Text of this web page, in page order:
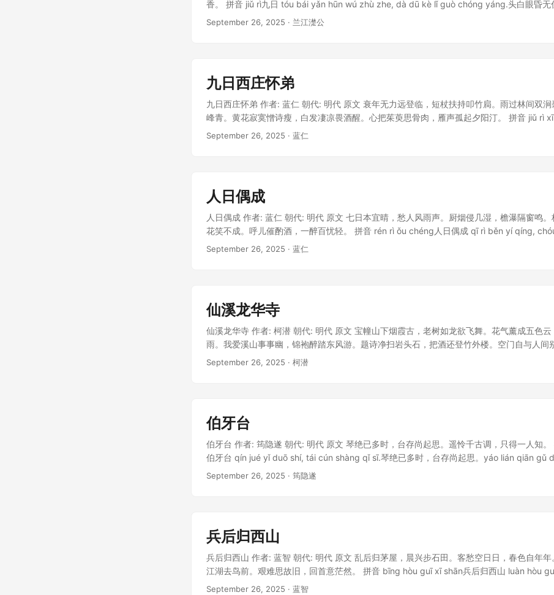
香。 拼音 jiǔ rì九日 tóu bái yǎn hūn wú zhù zhe, dà dū kè lǐ guò chóng yáng.头白眼昏无
过重阳。rén shēng biàn mǎn yī bǎi suì, xiāo de huáng huā jǐ dù xiāng.人生便满一百岁，
September 26, 2025 · 兰江濋公
九日西庄怀弟
九日西庄怀弟 作者: 蓝仁 朝代: 明代 原文 衰年无力远登临，短杖扶持叩竹扃。雨过林间双
峰青。黄花寂寞憎诗瘦，白发凄凉畏酒醒。心把茱萸思骨肉，雁声孤起夕阳汀。 拼音 jiǔ rì
九日西庄怀弟 shuāi nián wú lì yuǎn dēng lín, duǎn zhàng fú chí kòu zhú jiōng.衰年无力远
September 26, 2025 · 蓝仁
人日偶成
人日偶成 作者: 蓝仁 朝代: 明代 原文 七日本宜晴，愁人风雨声。厨烟侵几湿，檐瀑隔窗鸣
花笑不成。呼儿催酌酒，一醉百忧轻。 拼音 rén rì ǒu chéng人日偶成 qī rì běn yí qíng,
shēng.七日本宜晴，愁人风雨声。chú yān qīn jǐ shī, yán pù gé chuāng míng.厨烟侵几湿，
September 26, 2025 · 蓝仁
仙溪龙华寺
仙溪龙华寺 作者: 柯潜 朝代: 明代 原文 宝幢山下烟霞古，老树如龙欲飞舞。花气薰成五色
雨。我爱溪山事事幽，锦袍醉踏东风游。题诗净扫岩头石，把酒还登竹外楼。空门自与人间
清绝� 拼音 xiān xī lóng huá sì仙溪龙华寺 bǎo chuáng shān xià yān xiá gǔ, lǎo shù rú
September 26, 2025 · 柯潜
伯牙台
伯牙台 作者: 筠隐遂 朝代: 明代 原文 琴绝已多时，台存尚起思。遥怜千古调，只得一人知
伯牙台 qín jué yǐ duō shí, tái cún shàng qǐ sī.琴绝已多时，台存尚起思。yáo lián qiān gǔ
rén zhī.遥怜千古调，只得一人知。
September 26, 2025 · 筠隐遂
兵后归西山
兵后归西山 作者: 蓝智 朝代: 明代 原文 乱后归茅屋，晨兴步石田。客愁空日日，春色自年年
江湖去鸟前。艰难思故旧，回首意茫然。 拼音 bīng hòu guī xī shān兵后归西山 luàn hòu
xīng bù shí tián.乱后归茅屋，晨兴步石田。kè chóu kōng rì rì, chūn sè zì nián nián.客愁空
September 26, 2025 · 蓝智